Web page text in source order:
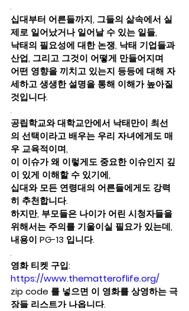
.
십대부터 어른들까지, 그들의 삶속에서 실
제로 일어났거나 일어날 수 있는 일들,
낙태의 필요성에 대한 논쟁, 낙태 기업들과
산업, 그리고 그것이 어떻게 만들어지며
어떤 영향을 끼치고 있는지 등등에 대해 자
세하고 생생한 설명을 통해 이해가 높아질
것입니다.
.
공립학교와 대학교안에서 낙태만이 최선
의 선택이라고 배우는 우리 자녀에게도 매
우 교육적이며,
이 이슈가 왜 이렇게도 중요한 이슈인지 깊
이 있게 이해할 수 있기에,
십대와 모든 연령대의 어른들에게도 강력
히 추천합니다.
하지만, 부모들은 나이가 어린 시청자들을
위해서는 주의를 기울이실 필요가 있는데,
내용이 PG-13 입니다.
.
영화 티켓 구입:
https://www.thematteroflife.org/
zip code 를 넣으면 이 영화를 상영하는 극
장들 리스트가 나옵니다.